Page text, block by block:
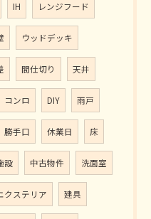
IH レンジフード
ウッドデッキ
間仕切り 天井
コンロ DIY 雨戸
勝手口 休業日 床
設 中古物件 洗面室
クステリア 建具